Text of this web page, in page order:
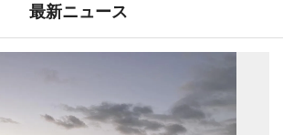
最新ニュース